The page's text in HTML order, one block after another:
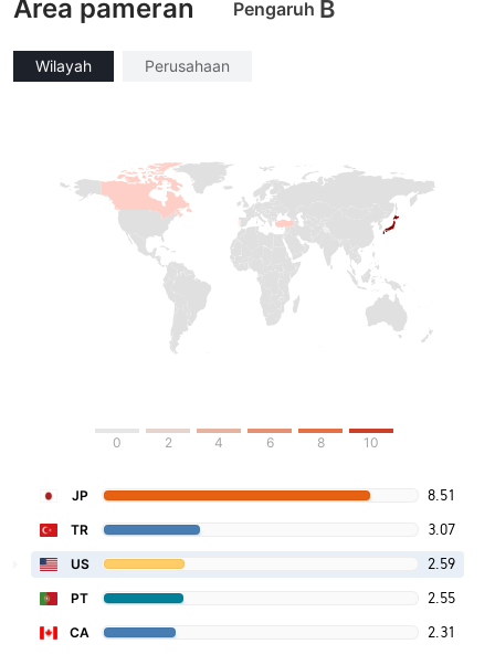
Area pameran Pengaruh B
Wilayah Perusahaan
0 2 4 6 8 10
JP 8.51
TR 3.07
US 2.59
PT 2.55
CA 2.31